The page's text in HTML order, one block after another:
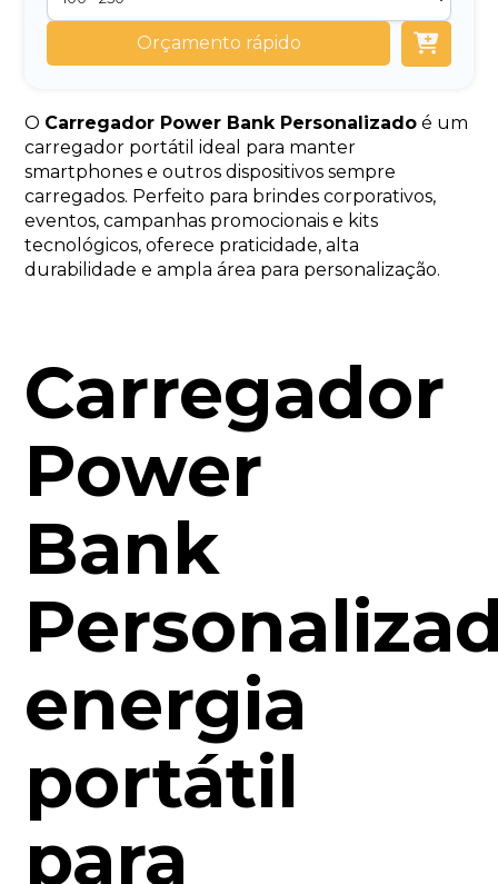
Orçamento rápido
O Carregador Power Bank Personalizado é um
carregador portátil ideal para manter
smartphones e outros dispositivos sempre
carregados. Perfeito para brindes corporativos,
eventos, campanhas promocionais e kits
tecnológicos, oferece praticidade, alta
durabilidade e ampla área para personalização.
Carregador
Power
Bank
energia
portátil
para